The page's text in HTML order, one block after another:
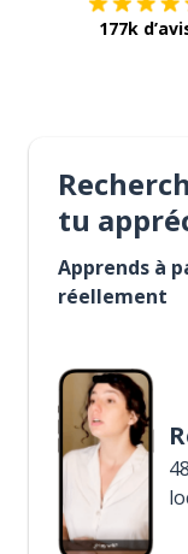
177k
tu
Apprends à
réellement